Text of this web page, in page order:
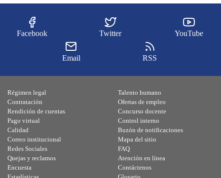
Facebook Twitter YouTube
Email RSS
Régimen legal
Contratación
Rendición de cuentas
Pago virtual
Calidad
Talento humano
Ofertas de empleo
Concurso docente
Control interno
Buzón de notificaciones
Correo institucional
Redes Sociales
Quejas y reclamos
Encuesta
Mapa del sitio
FAQ
Atención en línea
Contáctenos